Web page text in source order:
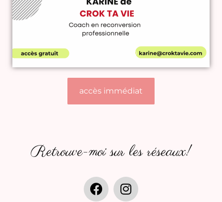
accès immédiat
Retrouve-moi sur les réseaux!